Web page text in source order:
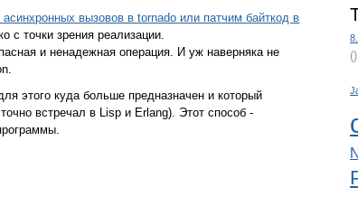
асинхронных вызовов в tornado или патчим байткод в
с точки зрения реализации.
и ненадежная операция. И уж наверняка не
этого куда больше предназначен и который
встречал в Lisp и Erlang). Этот способ -